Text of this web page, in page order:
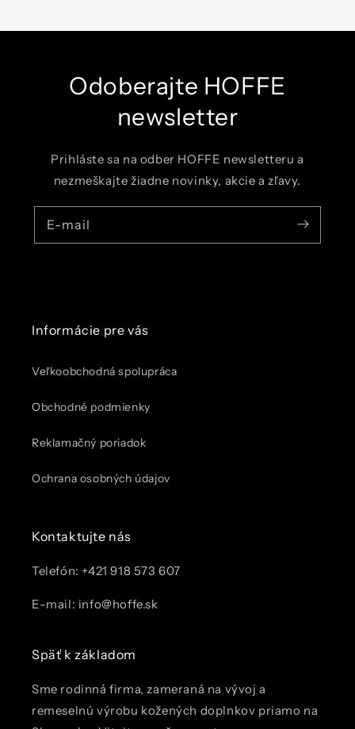
Odoberajte HOFFE
newsletter
Prihláste sa na odber HOFFE newsletteru a
nezmeškajte žiadne novinky, akcie a zľavy.
E-mail
Informácie pre vás
Veľkoobchodná spolupráca
Obchodné podmienky
Reklamačný poriadok
Ochrana osobných údajov
Kontaktujte nás
Telefón: +421 918 573 607
E-mail: info@hoffe.sk
Späť k základom
Sme rodinná firma, zameraná na vývoj a
remeselnú výrobu kožených doplnkov priamo na